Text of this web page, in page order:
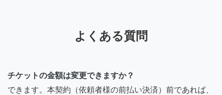
よくある質問
チケットの金額は変更できますか？
できます。本契約（依頼者様の前払い決済）前であれば、